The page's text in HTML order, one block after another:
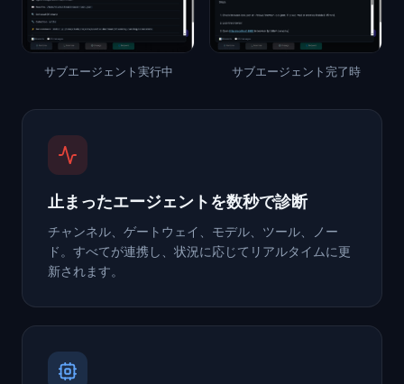
サブエージェント実行中 サブエージェント完了時
止まったエージェントを数秒で診断
チャンネル、ゲートウェイ、モデル、ツール、ノー
ド。すべてが連携し、状況に応じてリアルタイムに更
新されます。